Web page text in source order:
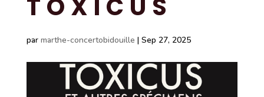
TOXICUS
par marthe-concertobidouille | Sep 27, 2025